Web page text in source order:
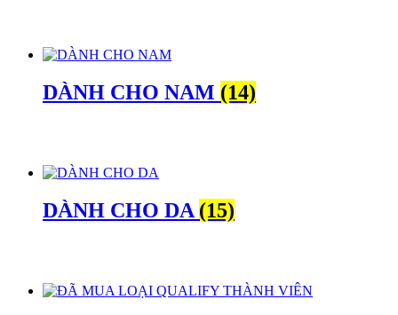
DÀNH CHO NAM (14)
DÀNH CHO DA (15)